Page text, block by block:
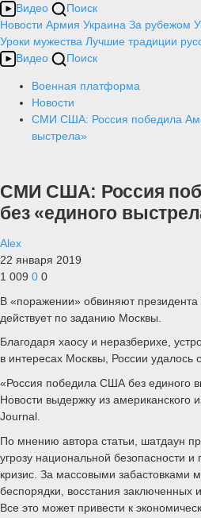
Видео
Поиск
Новости Армия Украина За рубежом
Уроки мужества Лучшие традиции
Видео
Поиск
Военная платформа
Новости
СМИ США: Россия победила
выстрела»
СМИ США: Россия
без «единого
Alex
22 января 2019
1 009 0 0
В «поражении» обвиняют
действует по заданию Москвы.
Благодаря хаосу и неразберихе,
в интересах Москвы, России удалось
«Россия победила США без единого
Новости выдержку из американского
Journal.
По мнению автора статьи, шатдаун
угрозу национальной безопасности и
кризис. За массовыми забастовками
беспорядки, восстания заключенных
Все это может привести к